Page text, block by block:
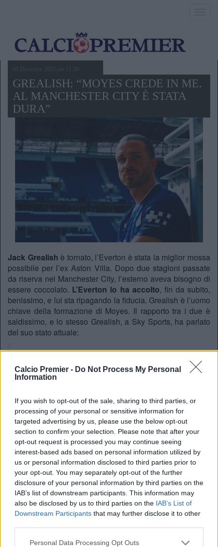
Calcio Premier - Do Not Process My Personal
Information
If you wish to opt-out of the sale, sharing to third parties, or
processing of your personal or sensitive information for
targeted advertising by us, please use the below opt-out
section to confirm your selection. Please note that after your
opt-out request is processed you may continue seeing
interest-based ads based on personal information utilized by
us or personal information disclosed to third parties prior to
your opt-out. You may separately opt-out of the further
disclosure of your personal information by third parties on the
IAB’s list of downstream participants. This information may
also be disclosed by us to third parties on the IAB’s List of
Downstream Participants that may further disclose it to other
Personal Data Processing Opt Outs
06 Dicembre 2025,ore 11.30
GREALISH: “MOYES CREDE IN ME.
AL MANCHESTER CITY È STATA
DURA”
Jack Grealish è tornato, l’Everton è stata la miglior mossa
possibile per l’ex Aston Villa. Dopo due stagioni passate
da riserva nel Manchester City, l’esterno aveva bisogno di
essere coccolato. L’Everton lo ha accolto, fin da subito,
benissimo, e lui sta ripagando la fiducia. Grealish è l’uomo
chiave della formazione di Moyes. Il rapporto tra i due è
saldissimo, e lo stesso Grealish, a Sky Sports, ha parlato
del suo stato attuale:
Jack Grealish 💙 David Moyes
pic.twitter.com/ZwnBKV4vhP
— Match of the Day (@BBCMOTD)
Jack is back
“Ho parlato molto con l’allenatore (Moyes) su FaceTime
durante l’estate e mi è sembrato giusto. Mi ha aiutato a
tornare al mio livello. Gioco e mi alleno con piacere.
stata la combinazione perfetta. Tatticamente, non ho un
allenatore preferito. Non mi interessa che tipo di calcio mi
venga chiesto di giocare: contro il Manchester United mi
sono sentito più un difensore. Questo allenatore si fida e
crede in me e in quello che posso dare in campo. Questo è
ciò che conta per me.È dura non giocare. È davvero dura
non riuscire a trovare la carica, a non essere in partita. Non
avevo ritmo al Manchester City”.